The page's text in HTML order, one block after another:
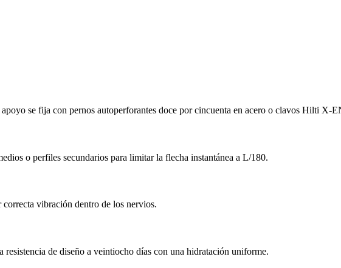
se fija con pernos autoperforantes doce por cincuenta en acero o clavos Hilti
o perfiles secundarios para limitar la flecha instantánea a L/180.
vibración dentro de los nervios.
de diseño a veintiocho días con una hidratación uniforme.